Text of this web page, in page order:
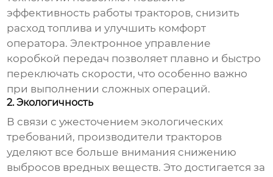
эффективность работы тракторов, снизить
расход топлива и улучшить комфорт
оператора. Электронное управление
коробкой передач позволяет плавно и быстро
переключать скорости, что особенно важно
при выполнении сложных операций.
2. Экологичность
В связи с ужесточением экологических
требований, производители тракторов
уделяют все больше внимания снижению
выбросов вредных веществ. Это достигается за